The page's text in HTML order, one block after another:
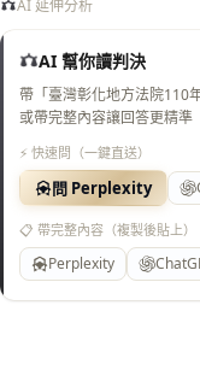
AI 延伸分析
AI 幫你讀判決
帶「臺灣彰化地方法院110
或帶完整內容讓回答更精準
⚡ 快速問（一鍵直送）
問 Perplexity
📋 帶完整內容（複製後貼上）
Perplexity